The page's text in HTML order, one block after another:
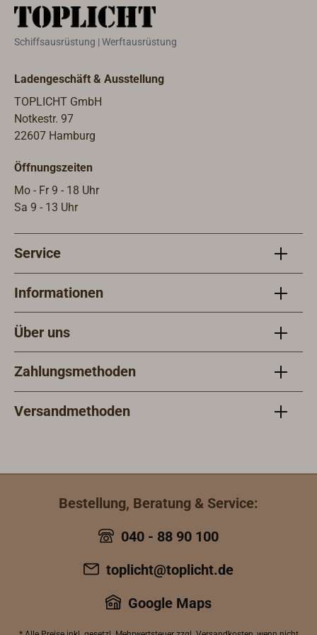
Schiffsausrüstung | Werftausrüstung
Ladengeschäft & Ausstellung
TOPLICHT GmbH
Notkestr. 97
22607 Hamburg
Öffnungszeiten
Mo - Fr 9 - 18 Uhr
Sa 9 - 13 Uhr
Service
Informationen
Über uns
Zahlungsmethoden
Versandmethoden
Bestellung, Beratung & Service:
040 - 88 90 100
toplicht@toplicht.de
Google Maps